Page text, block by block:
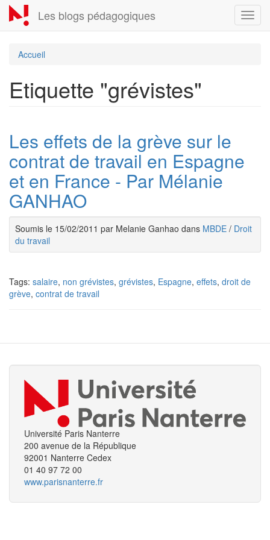
Aller
au
contenu
Les blogs pédagogiques
Accueil
Etiquette "grévistes"
Les effets de la grève sur le
contrat de travail en Espagne
et en France - Par Mélanie
GANHAO
Soumis le 15/02/2011 par Melanie Ganhao dans MBDE / Droit
du travail
Tags: salaire, non grévistes, grévistes, Espagne, effets, droit de
grève, contrat de travail
Université Paris Nanterre
200 avenue de la République
92001 Nanterre Cedex
01 40 97 72 00
www.parisnanterre.fr